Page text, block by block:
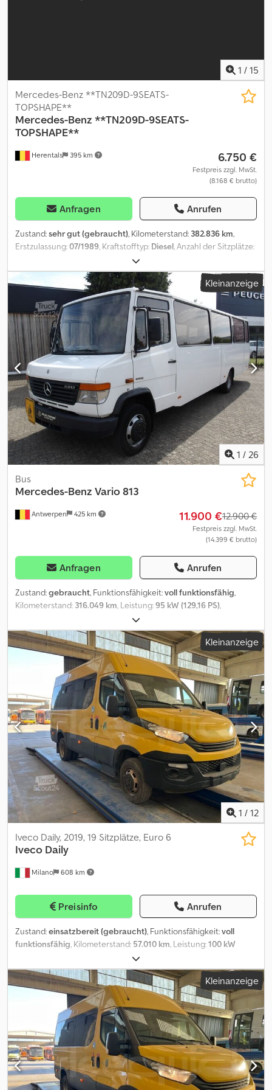
Klimaanlage - ABS - ASR - Retarder - Sicherheitsgurte -
1 / 15
Herentals 395 km
Mercedes-Benz **TN209D-9SEATS-
TOPSHAPE**
Mercedes-Benz **TN209D-9SEATS-
TOPSHAPE**
6.750 €
Festpreis zzgl. MwSt.
(8.168 € brutto)
Anfragen Anrufen
Zustand:sehr gut (gebraucht), Kilometerstand: 382.836 km,
Erstzulassung:07/1989, Kraftstofftyp: Diesel, Anzahl der Sitzplätze:
, Farbe:
Zylinderzahl: 5 zGG: 2.800 kg Technischer Zustand: sehr gut
Optischer Zustand: sehr gut Dkedpfx Ajzpznxjhzsr Wenden Sie
sich an Thierry Leemans, um weitere Informationen zu erhalten.
Kleinanzeige
1 / 26
Antwerpen 425 km
Bus
Mercedes-Benz Vario 813
11.900 €12.900 €
Festpreis zzgl. MwSt.
(14.399 € brutto)
Anfragen Anrufen
Zustand:gebraucht, Funktionsfähigkeit:voll funktionsfähig,
Kilometerstand: 316.049 km, Leistung:95 kW (129,16 PS),
, Kraftstofftyp:
mechanisch, Emissionsklasse:Euro5, Farbe:Weiß,
ROLLSTUHLHEBEWURK WEBASTO Dksdpfjzfgu Njx Ahzsr
MOTORBREMSE 38+1 SITZPLÄTZE PREIS 11.900 € + MwSt. = 14.399
Kleinanzeige
1 / 12
Milano 608 km
Iveco Daily, 2019, 19 Sitzplätze, Euro 6
Iveco Daily
Preisinfo Anrufen
Zustand:einsatzbereit (gebraucht), Funktionsfähigkeit:voll
funktionsfähig, Kilometerstand: 57.010 km, Leistung:100 kW
01/2019
Sitzplätze:17, Getriebetyp:mechanisch, Achsen-Konfiguration:2
Achsen, Emissionsklasse:Euro6, Reifengröße: 195/75 R16C,
Gesamtlänge:6.050 mm , Gesamtbreite:2.020 mm, Gesamthöhe:
, Ausstattung:ABS, Behindertengerecht,
Traktionskontrolle
, Schulbus - Iveco Daily Technische Daten: -
Erstzulassung: 2019 - km: 57.010 - Sitzplätze: 19 - Euro: Euro 6 -
Kraftstoff: Erdgas - Getriebe: Schaltgetriebe - Leistung: 100 kW
(136 CV/HP) - Länge: 6.05 m - Achsen: 2 - Motor: Iveco
F1CFA401A*E Ausstattung: - ABS Dkjdozrkwbspfx Ahzjr - ASR -
Rollstuhlrampe - Sicherheitsgurte Verkauft von Fleequid, dem
Kleinanzeige